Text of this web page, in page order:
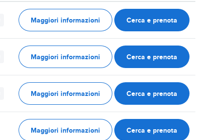
Maggiori informazioni Cerca e prenota
Maggiori informazioni Cerca e prenota
Maggiori informazioni Cerca e prenota
Maggiori informazioni Cerca e prenota